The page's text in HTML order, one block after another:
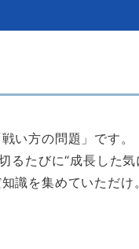
い方の問題」です。
たびに“成長した気
識を集めていただ